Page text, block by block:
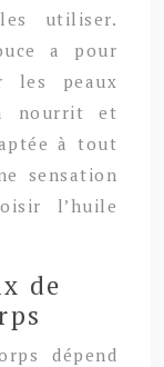
utiliser.
a pour
les peaux
nourrit et
à tout
sensation
l’huile
de
dépend